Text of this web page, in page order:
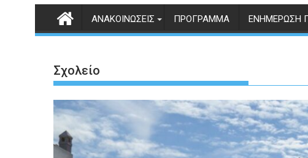
ΑΝΑΚΟΙΝΏΣΕΙΣ ΠΡΌΓΡΑΜΜΑ ΕΝΗΜΈΡΩΣΗ
Σχολείο